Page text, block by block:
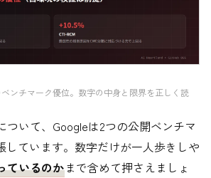
ンチマーク優位。数字の中身と限界を正しく読
ついて、Googleは2つの公開ベンチマ
しています。数字だけが一人歩きしや
ているのかまで含めて押さえましょ